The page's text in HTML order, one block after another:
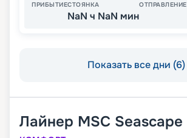
ПРИБЫТИЕСТОЯНКА
NaN ч NaN мин
ОТПРАВЛЕНИЕ
Показать все дни (6)
Лайнер MSC Seascape